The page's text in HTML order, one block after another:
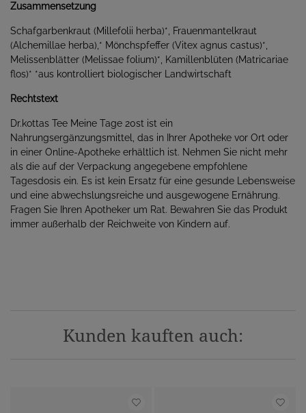
Zusammensetzung
Schafgarbenkraut (Millefolii herba)*, Frauenmantelkraut
(Alchemillae herba),* Mönchspfeffer (Vitex agnus castus)*,
Melissenblätter (Melissae folium)*, Kamillenblüten (Matricariae
flos)* *aus kontrolliert biologischer Landwirtschaft
Rechtstext
Dr.kottas Tee Meine Tage 20st ist ein
Nahrungsergänzungsmittel, das in Ihrer Apotheke vor Ort oder
in einer Online-Apotheke erhältlich ist. Nehmen Sie nicht mehr
als die auf der Verpackung angegebene empfohlene
Tagesdosis ein. Es ist kein Ersatz für eine gesunde Lebensweise
und eine abwechslungsreiche und ausgewogene Ernährung.
Fragen Sie Ihren Apotheker um Rat. Bewahren Sie das Produkt
immer außerhalb der Reichweite von Kindern auf.
Kunden kauften auch: